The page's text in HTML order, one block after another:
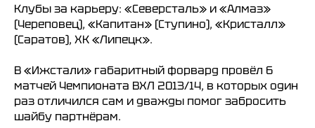
Клубы за карьеру: «Северсталь» и «Алмаз»
(Череповец), «Капитан» (Ступино), «Кристалл»
(Саратов), ХК «Липецк».
В «Ижстали» габаритный форвард провёл 6
матчей Чемпионата ВХЛ 2013/14, в которых один
раз отличился сам и дважды помог забросить
шайбу партнёрам.